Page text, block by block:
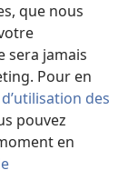
que nous
sera jamais
Pour en
des
pouvez
en
of Pennsylvania.